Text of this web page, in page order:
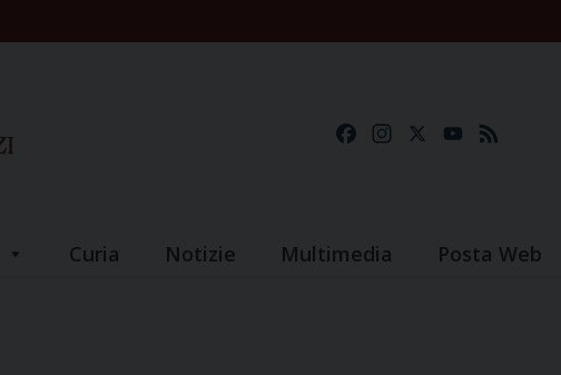
FacebookInstagramYouTube
Curia Notizie Multimedia Posta Web